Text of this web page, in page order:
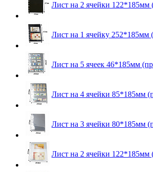
Лист на 2 ячейки 122*185мм
Лист на 1 ячейку 252*185мм
Лист на 5 ячеек 46*185мм
Лист на 4 ячейки 85*185мм
Лист на 3 ячейки 80*185мм
Лист на 2 ячейки 122*185мм